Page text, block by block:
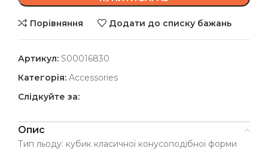
Порівняння Додати до списку бажань
Артикул: S00016830
Категорія: Accessories
Слідкуйте за:
Опис
Тип льоду: кубик класичної конусоподібної форми